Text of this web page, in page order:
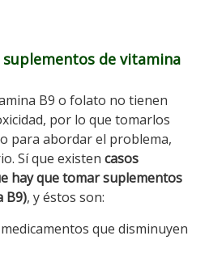
suplementos de vitamina
B9 o folato no tienen
por lo que tomarlos
para abordar el problema,
Sí que existen casos
hay que tomar suplementos
B9), y éstos son:
que disminuyen